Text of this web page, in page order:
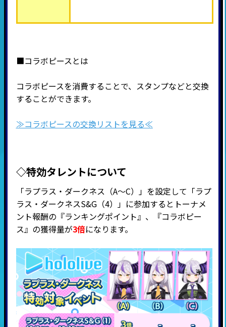
■コラボピースとは
コラボピースを消費することで、スタンプなどと交換
することができます。
≫コラボピースの交換リストを見る≪
◇特効タレントについて
「ラプラス・ダークネス（A～C）」を設定して「ラプ
ラス・ダークネスS&G（4）」に参加するとトーナメ
ント報酬の『ランキングポイント』、『コラボピー
ス』の獲得量が3倍になります。